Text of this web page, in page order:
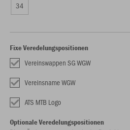
34
Fixe Veredelungspositionen
Vereinswappen SG WGW
Vereinsname WGW
ATS MTB Logo
Optionale Veredelungspositionen